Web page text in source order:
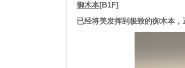
御木本[B1F]
已经将美发挥到极致的御木本，